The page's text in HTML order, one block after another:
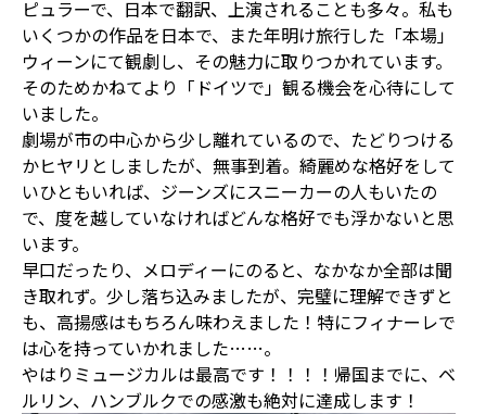
ピュラーで、日本で翻訳、上演されることも多々。私も
いくつかの作品を日本で、また年明け旅行した「本場」
ウィーンにて観劇し、その魅力に取りつかれています。
そのためかねてより「ドイツで」観る機会を心待にして
いました。
劇場が市の中心から少し離れているので、たどりつける
かヒヤリとしましたが、無事到着。綺麗めな格好をして
いひともいれば、ジーンズにスニーカーの人もいたの
で、度を越していなければどんな格好でも浮かないと思
います。
早口だったり、メロディーにのると、なかなか全部は聞
き取れず。少し落ち込みましたが、完璧に理解できずと
も、高揚感はもちろん味わえました！特にフィナーレで
は心を持っていかれました……。
やはりミュージカルは最高です！！！！帰国までに、ベ
ルリン、ハンブルクでの感激も絶対に達成します！